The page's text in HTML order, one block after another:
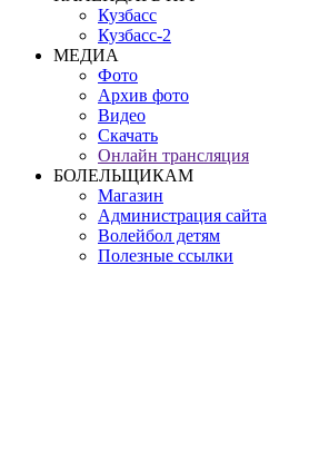
Кузбасс
Кузбасс-2
МЕДИА
Фото
Архив фото
Видео
Скачать
Онлайн трансляция
БОЛЕЛЬЩИКАМ
Магазин
Администрация сайта
Волейбол детям
Полезные ссылки